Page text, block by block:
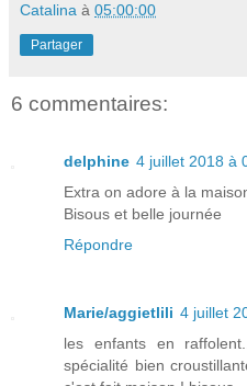
Catalina à 05:00:00
Partager
6 commentaires:
delphine 4 juillet 2018 à
Extra on adore à la
Bisous et belle journée
Répondre
Marie/aggietlili 4 juillet
les enfants en
spécialité bien